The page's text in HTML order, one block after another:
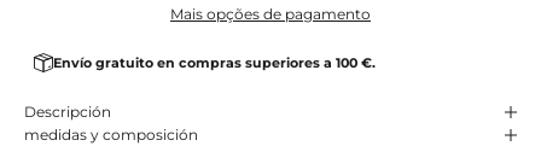
Mais opções de pagamento
Envío gratuito en compras superiores a 100 €.
Descripción
medidas y composición